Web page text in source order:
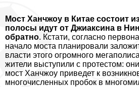
Мост Ханчжоу в Китае состоит
полосы идут от Джиаксина в
обратно. Кстати, согласно
начало моста планировали
власти этого огромного
жители выступили с протестом:
мост Ханчжоу приведет к
многочисленных пробок в